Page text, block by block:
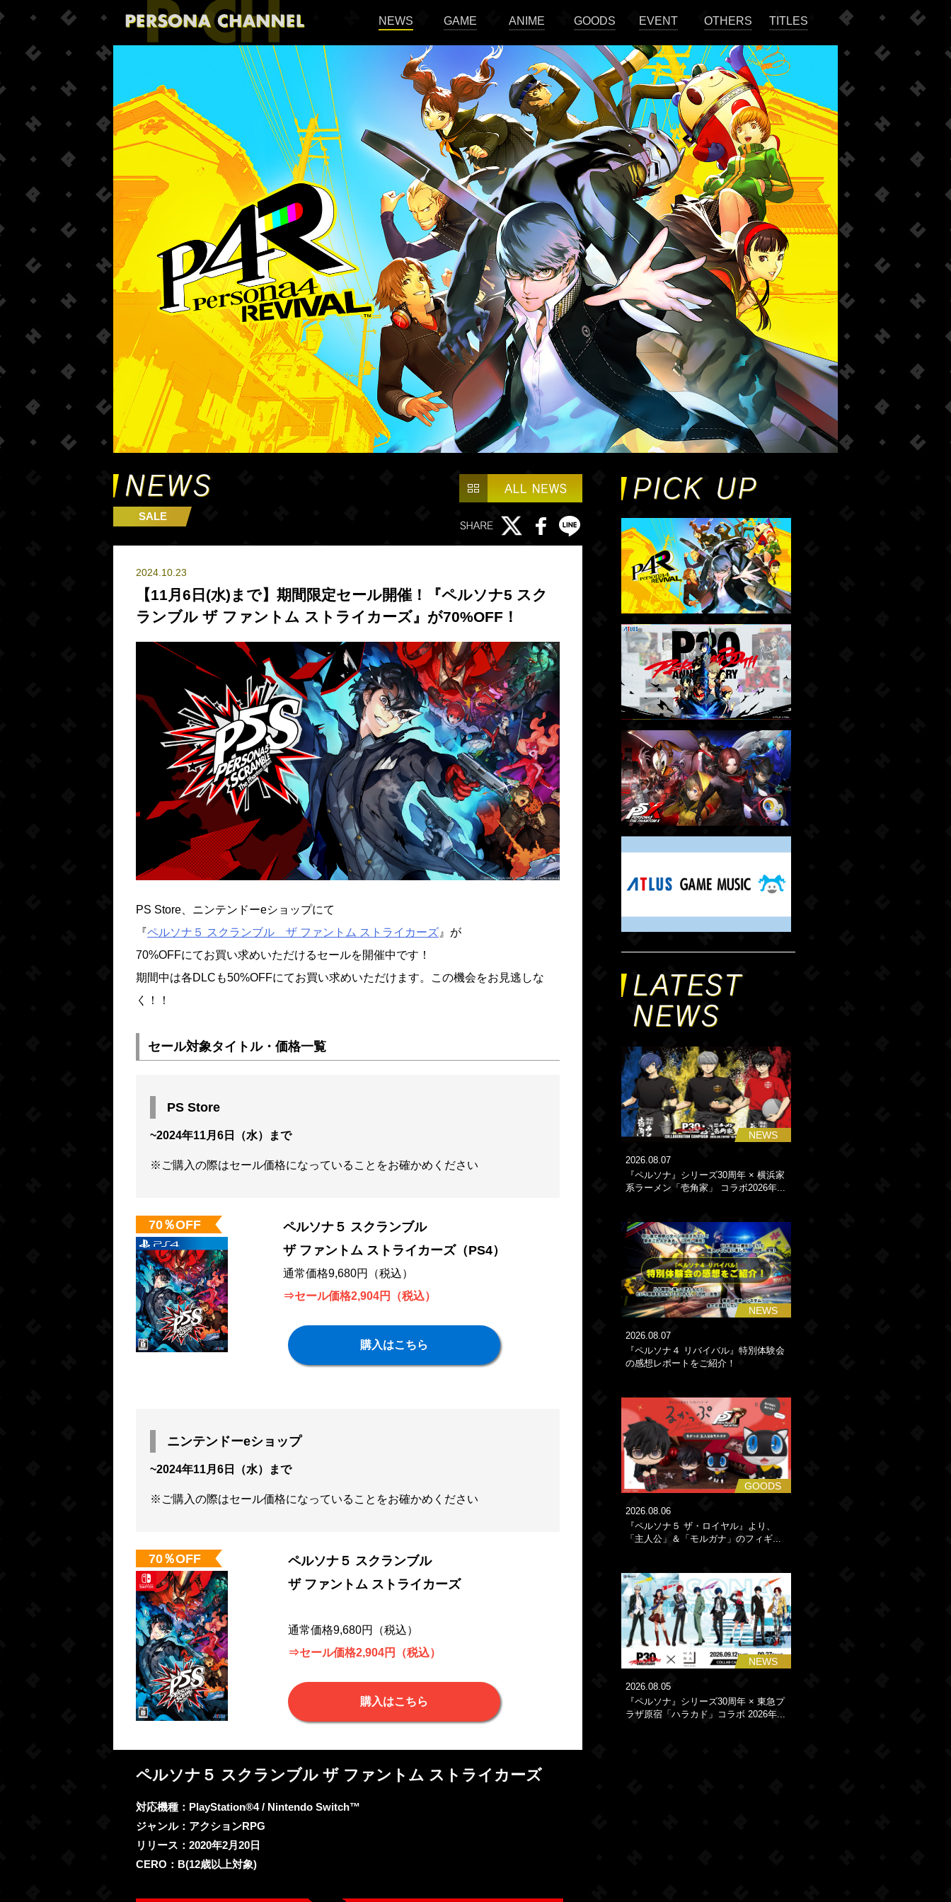
NEWS GAME ANIME GOODS EVENT OTHERS TITLES
SALE
2024.10.23
【11月6日(水)まで】期間限定セール開催！『ペルソナ5 スク
ランブル ザ ファントム ストライカーズ』が70%OFF！
PS Store、ニンテンドーeショップにて
『ペルソナ５ スクランブル ザ ファントム ストライカーズ 』が
70%OFFにてお買い求めいただけるセールを開催中です！
期間中は各DLCも50%OFFにてお買い求めいただけます。この機会をお見逃しな
く！！
セール対象タイトル・価格一覧
PS Store
~2024年11月6日（水）まで
※ご購入の際はセール価格になっていることをお確かめください
70％OFF
ペルソナ５ スクランブル
ザ ファントム ストライカーズ（PS4）
通常価格9,680円（税込）
⇒セール価格2,904円（税込）
購入はこちら
ニンテンドーeショップ
~2024年11月6日（水）まで
※ご購入の際はセール価格になっていることをお確かめください
70％OFF
ペルソナ５ スクランブル
ザ ファントム ストライカーズ
通常価格9,680円（税込）
⇒セール価格2,904円（税込）
購入はこちら
ペルソナ５ スクランブル ザ ファントム ストライカーズ
対応機種：PlayStation®4 / Nintendo Switch™
ジャンル：アクションRPG
リリース：2020年2月20日
CERO：B(12歳以上対象)
NEWS
2026.08.07
『ペルソナ』シリーズ30周年 × 横浜家
系ラーメン「壱角家」 コラボ2026年...
NEWS
2026.08.07
『ペルソナ４ リバイバル』特別体験会
の感想レポートをご紹介！
GOODS
2026.08.06
『ペルソナ５ ザ・ロイヤル』より、
「主人公」＆「モルガナ」のフィギ...
NEWS
2026.08.05
『ペルソナ』シリーズ30周年 × 東急プ
ラザ原宿「ハラカド」コラボ 2026年...